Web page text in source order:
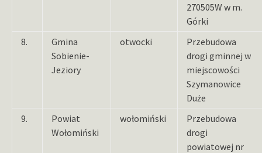
270505W w m.
Górki
8.
Gmina
Sobienie-
Jeziory
otwocki
Przebudowa
drogi gminnej w
miejscowości
Szymanowice
Duże
9.
Powiat
Wołomiński
wołomiński
Przebudowa
drogi
powiatowej nr